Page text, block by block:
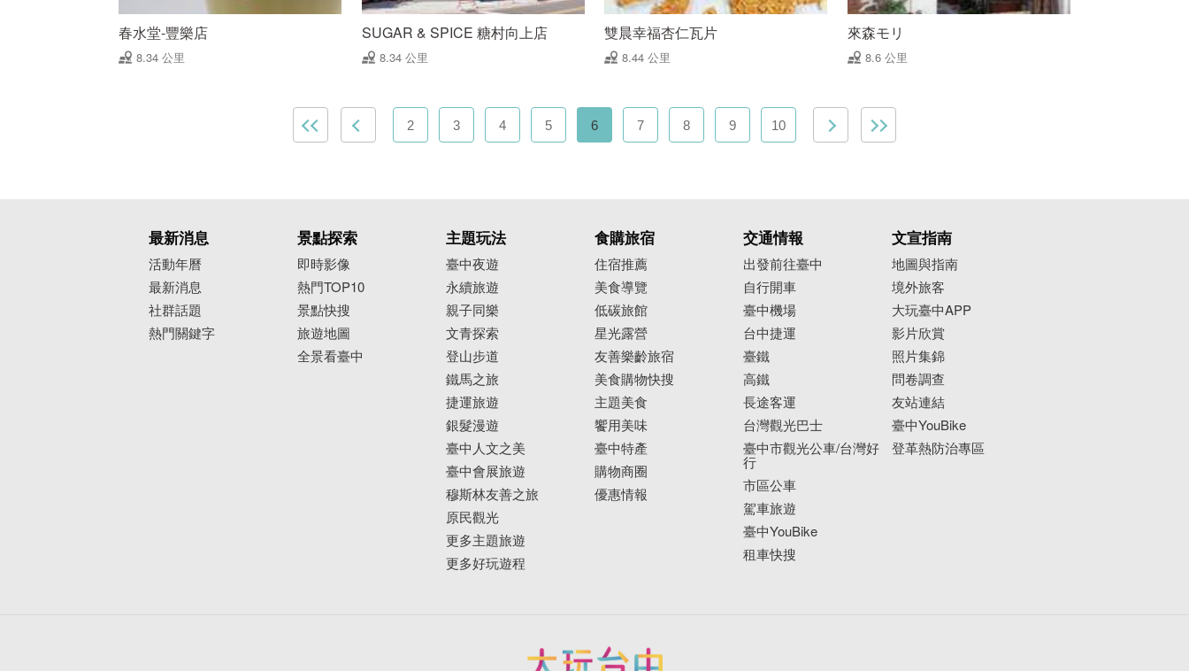
春水堂-豐樂店
8.34 公里
SUGAR & SPICE 糖村向上店
8.34 公里
雙晨幸福杏仁瓦片
8.44 公里
來森モリ
8.6 公里
2 3 4 5 6 7 8 9 10
最新消息
活動年曆
最新消息
社群話題
熱門關鍵字
景點探索
即時影像
熱門TOP10
景點快搜
旅遊地圖
全景看臺中
主題玩法
臺中夜遊
永續旅遊
親子同樂
文青探索
登山步道
鐵馬之旅
捷運旅遊
銀髮漫遊
臺中人文之美
臺中會展旅遊
穆斯林友善之旅
原民觀光
更多主題旅遊
更多好玩遊程
食購旅宿
住宿推薦
美食導覽
低碳旅館
星光露營
友善樂齡旅宿
美食購物快搜
主題美食
饗用美味
臺中特產
購物商圈
優惠情報
交通情報
出發前往臺中
自行開車
臺中機場
台中捷運
臺鐵
高鐵
長途客運
台灣觀光巴士
臺中市觀光公車/台灣好
行
市區公車
駕車旅遊
臺中YouBike
租車快搜
文宣指南
地圖與指南
境外旅客
大玩臺中APP
影片欣賞
照片集錦
問卷調查
友站連結
臺中YouBike
登革熱防治專區